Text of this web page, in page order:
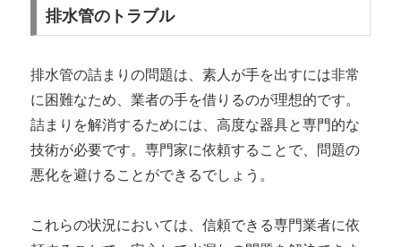
排水管のトラブル
排水管の詰まりの問題は、素人が手を出すには非常
に困難なため、業者の手を借りるのが理想的です。
詰まりを解消するためには、高度な器具と専門的な
技術が必要です。専門家に依頼することで、問題の
悪化を避けることができるでしょう。
これらの状況においては、信頼できる専門業者に依